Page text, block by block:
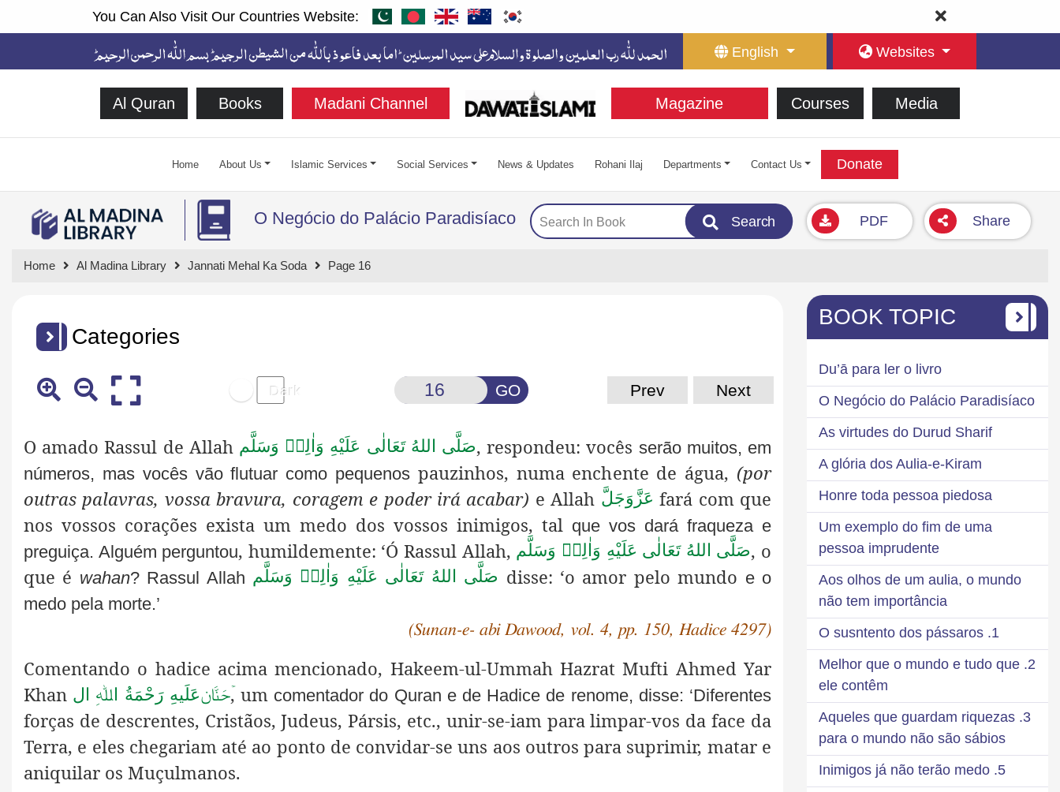
You Can Also Visit Our Countries Website:
English Websites
Al Quran Books Madani Channel Magazine Courses Media
Home About Us Islamic Services Social Services News & Updates Rohani Ilaj Departments Contact Us Donate
O Negócio do Palácio Paradisíaco Search PDF Share
Home Al Madina Library Jannati Mehal Ka Soda Page 16
Categories
GO Prev Next
O amado Rassul de Allah صَلَّى اللهُ تَعَالٰى عَلَيْهِ وَاٰلِهٖ وَسَلَّم, respondeu: vocês serão muitos, em
números, mas vocês vão flutuar como pequenos pauzinhos, numa enchente de água, (por
outras palavras, vossa bravura, coragem e poder irá acabar) e Allah عَزَّوَجَلَّ fará com que
nos vossos corações exista um medo dos vossos inimigos, tal que vos dará fraqueza e
preguiça. Alguém perguntou, humildemente: ‘Ó Rassul Allah, صَلَّى اللهُ تَعَالٰى عَلَيْهِ وَاٰلِهٖ وَسَلَّم, o
que é wahan? Rassul Allah صَلَّى اللهُ تَعَالٰى عَلَيْهِ وَاٰلِهٖ وَسَلَّم disse: ‘o amor pelo mundo e o
medo pela morte.’
(Sunan-e- abi Dawood, vol. 4, pp. 150, Hadice 4297)
Comentando o hadice acima mencionado, Hakeem-ul-UmmahHazrat Mufti Ahmed Yar
Khan عَلَیهِ رَحْمَةُ اﷲِ الۡحَنَّان, um comentador do Quran e de Hadice de renome, disse: ‘Diferentes
forças de descrentes, Cristãos, Judeus, Pársis, etc., unir-se-iam para limpar-vos da face da
Terra, e eles chegariam até ao ponto de convidar-se uns aos outros para suprimir, matar e
aniquilar os Muçulmanos.
BOOK TOPIC
Du’ā para ler o livro
O Negócio do Palácio Paradisíaco
As virtudes do Durud Sharif
A glória dos Aulia-e-Kiram
Honre toda pessoa piedosa
Um exemplo do fim de uma
pessoa imprudente
Aos olhos de um aulia, o mundo
não tem importância
1. O susntento dos pássaros
2. Melhor que o mundo e tudo que
ele contêm
3. Aqueles que guardam riquezas
para o mundo não são sábios
5. Inimigos já não terão medo